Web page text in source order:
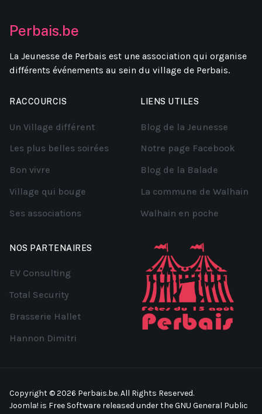
Perbais.be
La Jeunesse de Perbais est une association qui organise
différents événements au sein du village de Perbais.
RACCOURCIS
Un Village différent
Les plus belles soirées
Bon vivre
Village qui bouge
Ses associations
LIENS UTILES
Blog de la Jeunesse
Notre page Facebook
Blog de la Balade
La commune de Walhain
Walhain en poche
NOS PARTENAIRES
EV Consulting
Total Security
Brasserie Hallet
Hannon Dimitri
Copyright © 2026 Perbais.be. All Rights Reserved.
Joomla! is Free Software released under theGNU General Public